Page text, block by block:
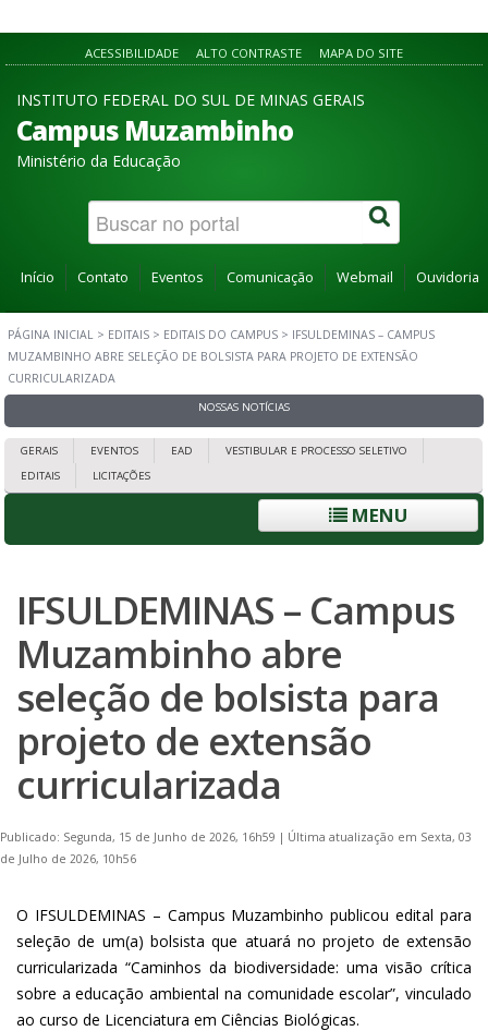
ACESSIBILIDADE ALTO CONTRASTE MAPA DO SITE
INSTITUTO FEDERAL DO SUL DE MINAS GERAIS
Campus Muzambinho
Ministério da Educação
Início Contato Eventos Comunicação Webmail Ouvidoria
PÁGINA INICIAL > EDITAIS > EDITAIS DO CAMPUS > IFSULDEMINAS – CAMPUS
MUZAMBINHO ABRE SELEÇÃO DE BOLSISTA PARA PROJETO DE EXTENSÃO
CURRICULARIZADA
NOSSAS NOTÍCIAS
GERAIS EVENTOS EAD
VESTIBULAR E PROCESSO SELETIVO
EDITAIS
LICITAÇÕES
MENU
IFSULDEMINAS – Campus
Muzambinho abre
seleção de bolsista para
projeto de extensão
curricularizada
Publicado: Segunda, 15 de Junho de 2026, 16h59 | Última atualização em Sexta, 03
de Julho de 2026, 10h56
O IFSULDEMINAS – Campus Muzambinho publicou edital para
seleção de um(a) bolsista que atuará no projeto de extensão
curricularizada “Caminhos da biodiversidade: uma visão crítica
sobre a educação ambiental na comunidade escolar”, vinculado
ao curso de Licenciatura em Ciências Biológicas.